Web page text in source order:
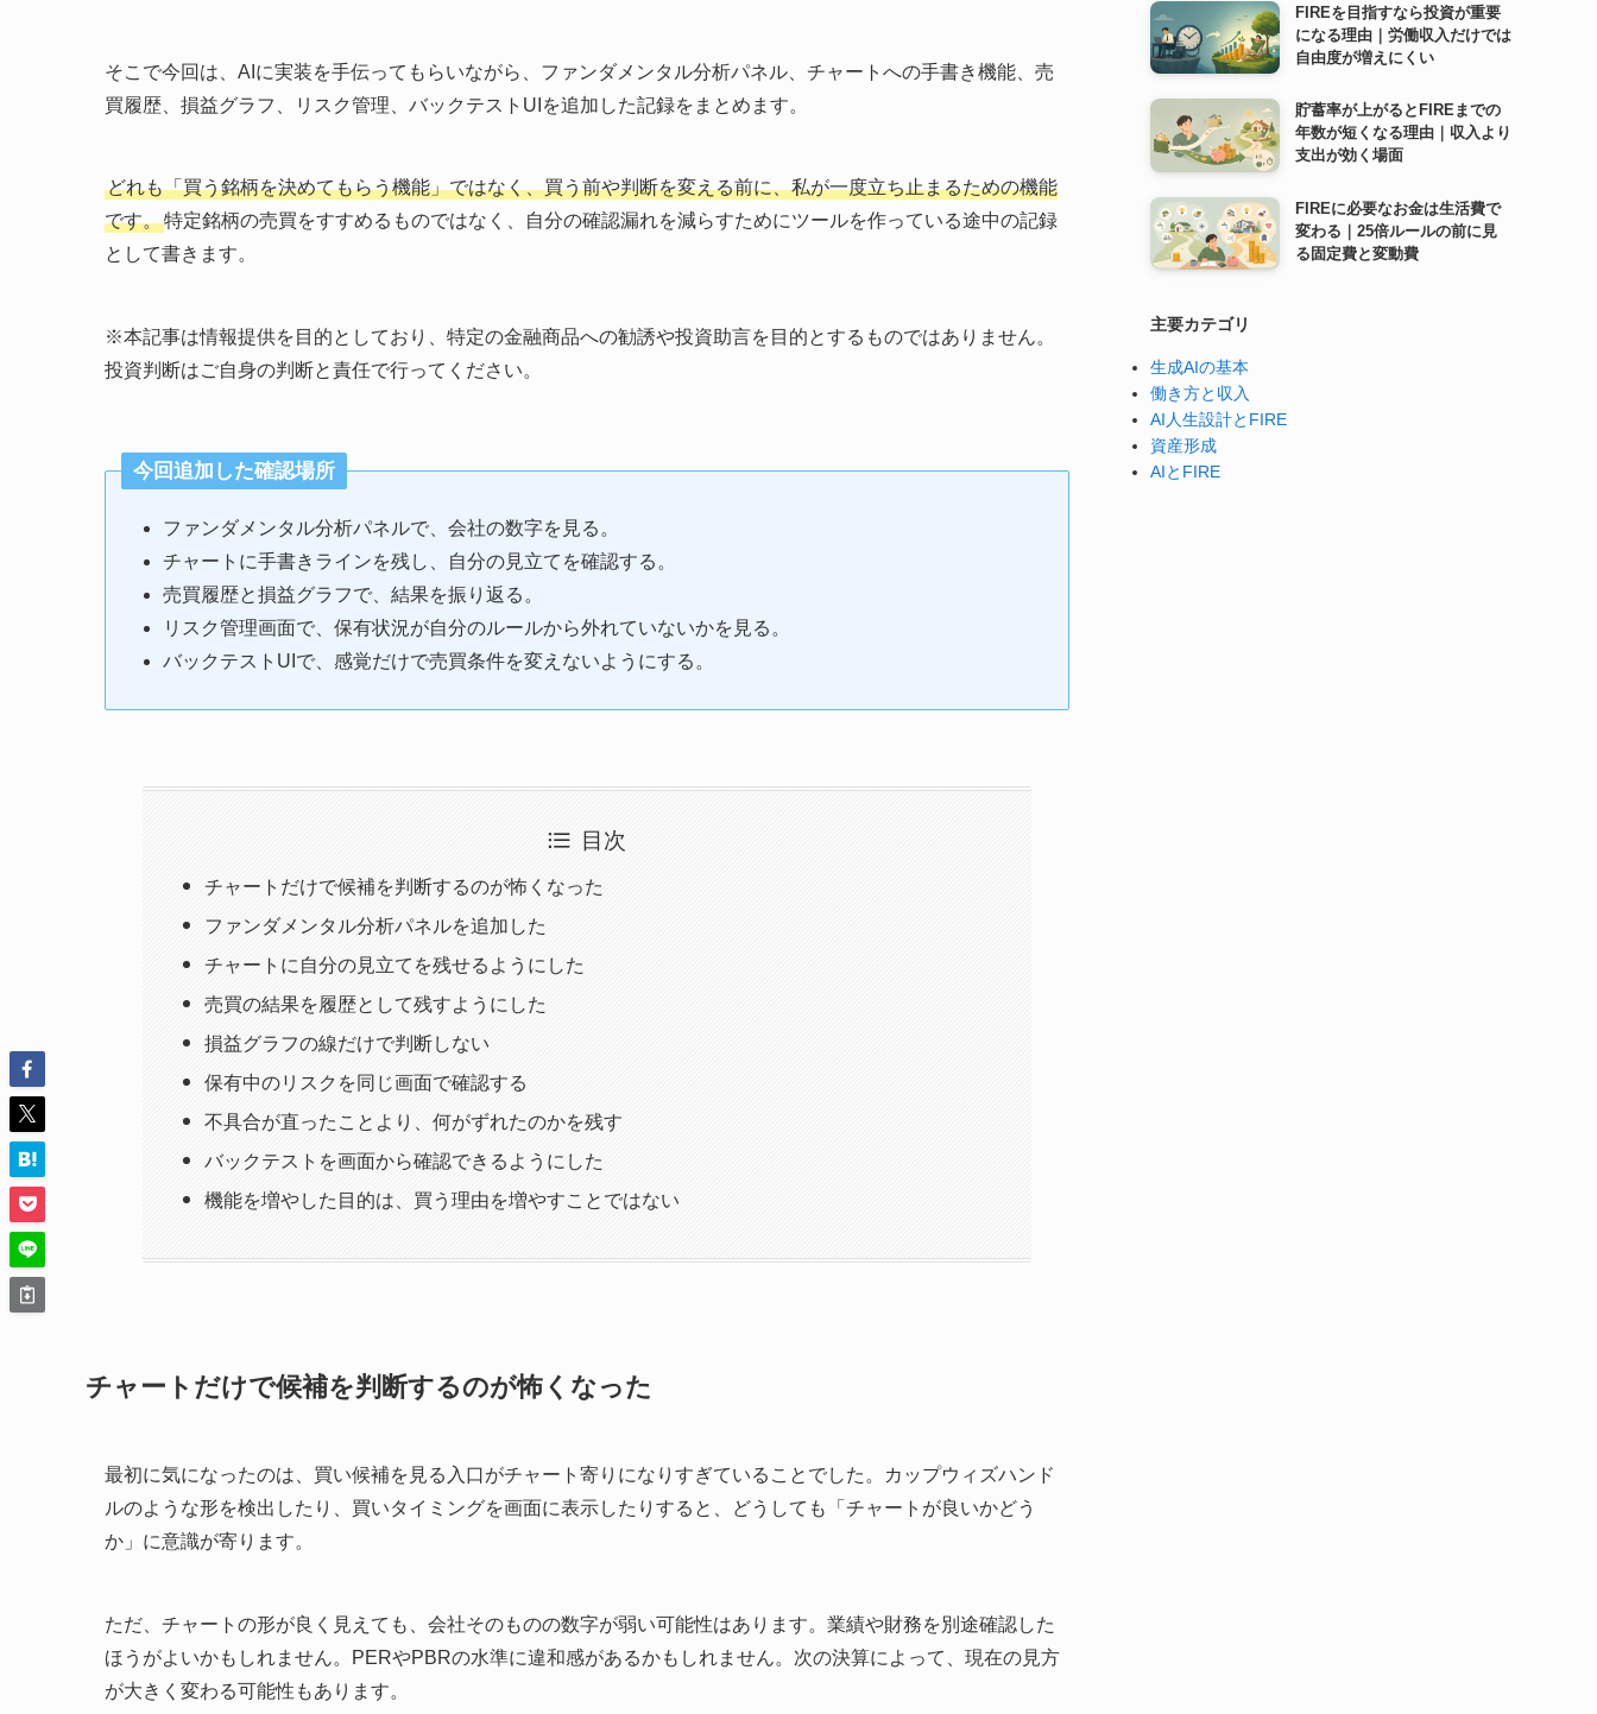
そこで今回は、AIに実装を手伝ってもらいながら、ファンダメンタル分析パネル、チャートへの手書き機能、売
買履歴、損益グラフ、リスク管理、バックテストUIを追加した記録をまとめます。
どれも「買う銘柄を決めてもらう機能」ではなく、買う前や判断を変える前に、私が一度立ち止まるための機能
です。特定銘柄の売買をすすめるものではなく、自分の確認漏れを減らすためにツールを作っている途中の記録
として書きます。
※本記事は情報提供を目的としており、特定の金融商品への勧誘や投資助言を目的とするものではありません。
投資判断はご自身の判断と責任で行ってください。
今回追加した確認場所
ファンダメンタル分析パネルで、会社の数字を見る。
チャートに手書きラインを残し、自分の見立てを確認する。
売買履歴と損益グラフで、結果を振り返る。
リスク管理画面で、保有状況が自分のルールから外れていないかを見る。
バックテストUIで、感覚だけで売買条件を変えないようにする。
目次
チャートだけで候補を判断するのが怖くなった
ファンダメンタル分析パネルを追加した
チャートに自分の見立てを残せるようにした
売買の結果を履歴として残すようにした
損益グラフの線だけで判断しない
保有中のリスクを同じ画面で確認する
不具合が直ったことより、何がずれたのかを残す
バックテストを画面から確認できるようにした
機能を増やした目的は、買う理由を増やすことではない
チャートだけで候補を判断するのが怖くなった
最初に気になったのは、買い候補を見る入口がチャート寄りになりすぎていることでした。カップウィズハンド
ルのような形を検出したり、買いタイミングを画面に表示したりすると、どうしても「チャートが良いかどう
か」に意識が寄ります。
ただ、チャートの形が良く見えても、会社そのものの数字が弱い可能性はあります。業績や財務を別途確認した
ほうがよいかもしれません。PERやPBRの水準に違和感があるかもしれません。次の決算によって、現在の見方
が大きく変わる可能性もあります。
FIREを目指すなら投資が重要
になる理由｜労働収入だけでは
自由度が増えにくい
貯蓄率が上がるとFIREまでの
年数が短くなる理由｜収入より
支出が効く場面
FIREに必要なお金は生活費で
変わる｜25倍ルールの前に見
る固定費と変動費
主要カテゴリ
生成AIの基本
働き方と収入
AI人生設計とFIRE
資産形成
AIとFIRE